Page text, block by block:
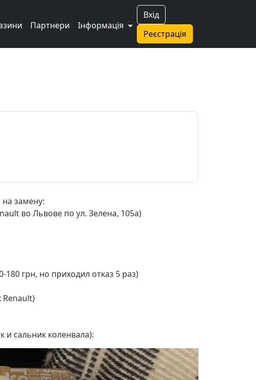
Вхід
Реєстрація
Партнери Інформація
замену:
во Львове по ул. Зелена, 105а)
грн, но приходил отказ 5 раз)
Renault)
и сальник коленвала):